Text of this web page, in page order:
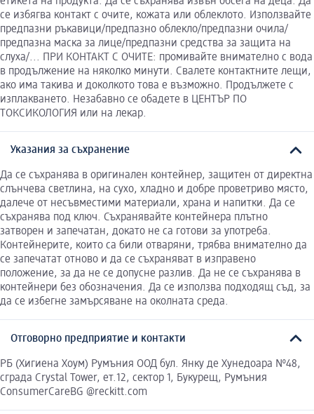
се избягва контакт с очите, кожата или облеклото. Използвайте
предпазни ръкавици/предпазно облекло/предпазни очила/
предпазна маска за лице/предпазни средства за защита на
слуха/... ПРИ КОНТАКТ С ОЧИТЕ: промивайте внимателно с вода
в продължение на няколко минути. Свалете контактните лещи,
ако има такива и доколкото това е възможно. Продължете с
изплакването. Незабавно се обадете в ЦЕНТЪР ПО
ТОКСИКОЛОГИЯ или на лекар.
Указания за съхранение
Да се съхранява в оригинален контейнер, защитен от директна
слънчева светлина, на сухо, хладно и добре проветриво място,
далече от несъвместими материали, храна и напитки. Да се
съхранява под ключ. Съхранявайте контейнера плътно
затворен и запечатан, докато не са готови за употреба.
Контейнерите, които са били отваряни, трябва внимателно да
се запечатат отново и да се съхраняват в изправено
положение, за да не се допусне разлив. Да не се съхранява в
контейнери без обозначения. Да се използва подходящ съд, за
да се избегне замърсяване на околната среда.
Отговорно предприятие и контакти
РБ (Хигиена Хоум) Румъния ООД бул. Янку де Хунедоара №48,
сграда Crystal Tower, ет.12, сектор 1, Букурещ, Румъния
ConsumerCareBG @reckitt.com